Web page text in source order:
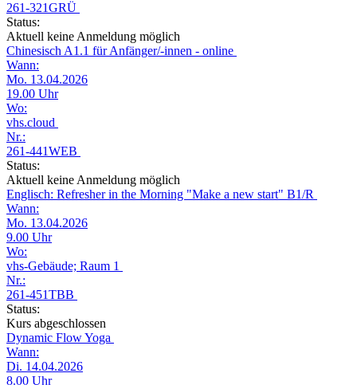
261-321GRÜ
Status:
Aktuell keine Anmeldung möglich
Chinesisch A1.1 für Anfänger/-innen - online
Wann:
Mo. 13.04.2026
19.00 Uhr
Wo:
vhs.cloud
Nr.:
261-441WEB
Status:
Aktuell keine Anmeldung möglich
Englisch: Refresher in the Morning "Make a new start" B1/R
Wann:
Mo. 13.04.2026
9.00 Uhr
Wo:
vhs-Gebäude; Raum 1
Nr.:
261-451TBB
Status:
Kurs abgeschlossen
Dynamic Flow Yoga
Wann:
Di. 14.04.2026
8.00 Uhr